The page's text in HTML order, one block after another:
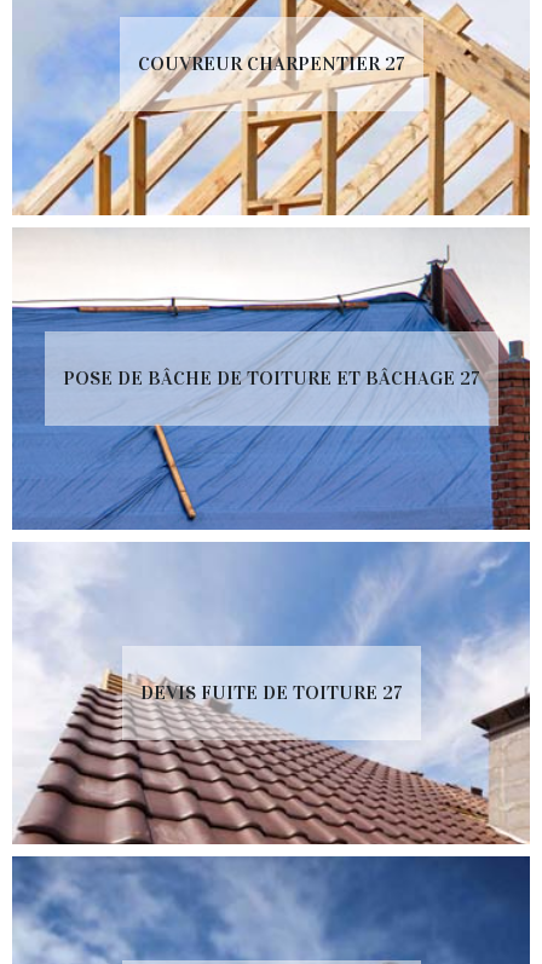
COUVREUR CHARPENTIER 27
POSE DE BÂCHE DE TOITURE ET BÂCHAGE 27
DEVIS FUITE DE TOITURE 27